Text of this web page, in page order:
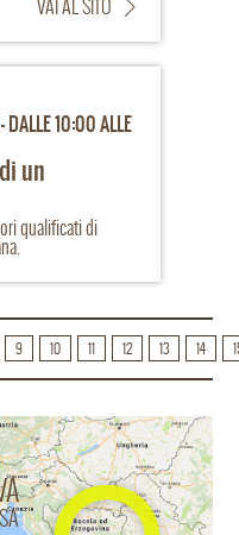
l'Ordine
di Bologna.
VAI AL SITO
10:00 ALLE
un
qualificati di
9 10 11 12 13 14